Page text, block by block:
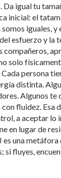
Da igual tu
inicial: el
iguales, y
esfuerzo y la
compañeros,
solo
persona
distinta.
Algunos te
fluidez. Esa
a aceptar lo
en lugar de
es una metáfora
si fluyes,